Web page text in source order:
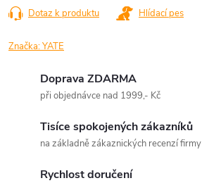
Dotaz k produktu Hlídací pes
Značka:YATE
Doprava ZDARMA
při objednávce nad 1999,- Kč
Tisíce spokojených zákazníků
na základně zákaznických recenzí firmy
Rychlost doručení